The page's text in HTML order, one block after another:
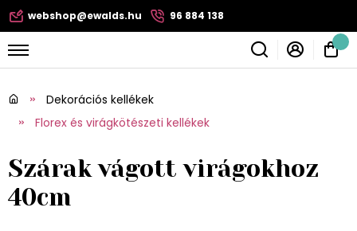
webshop@ewalds.hu 96 884 138
Dekorációs kellékek
Florex és virágkötészeti kellékek
Szárak vágott virágokhoz
40cm